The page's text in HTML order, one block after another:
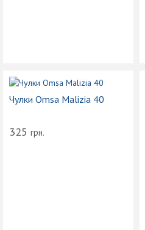
Чулки Omsa Malizia 40
325 грн.